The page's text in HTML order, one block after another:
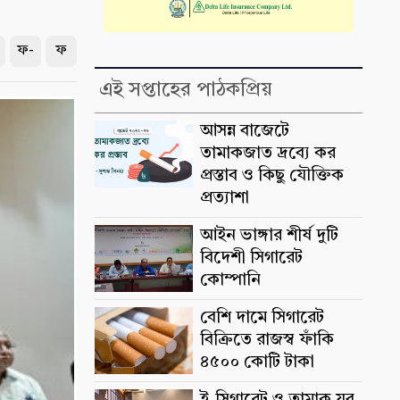
ফ- ফ
এই সপ্তাহের পাঠকপ্রিয়
আসন্ন বাজেটে
তামাকজাত দ্রব্যে কর
প্রস্তাব ও কিছু যৌক্তিক
প্রত্যাশা
আইন ভাঙ্গার শীর্ষ দুটি
বিদেশী সিগারেট
কোম্পানি
বেশি দামে সিগারেট
বিক্রিতে রাজস্ব ফাঁকি
৪৫০০ কোটি টাকা